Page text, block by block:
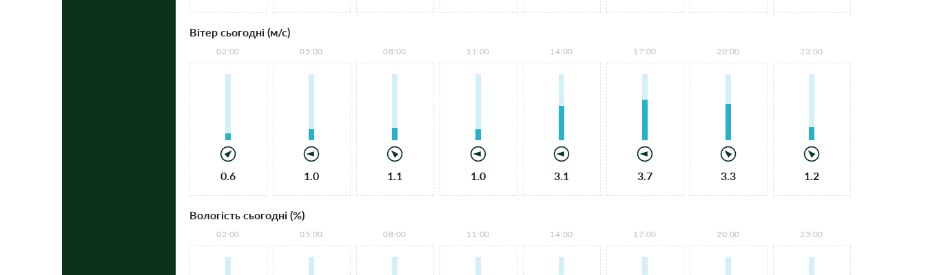
Вітер сьогодні (м/с)
02:00
0.6
05:00
1.0
08:00
1.1
11:00
1.0
14:00
3.1
17:00
3.7
20:00
3.3
23:00
1.2
Вологість сьогодні (%)
02:00 05:00 08:00 11:00 14:00 17:00 20:00 23:00